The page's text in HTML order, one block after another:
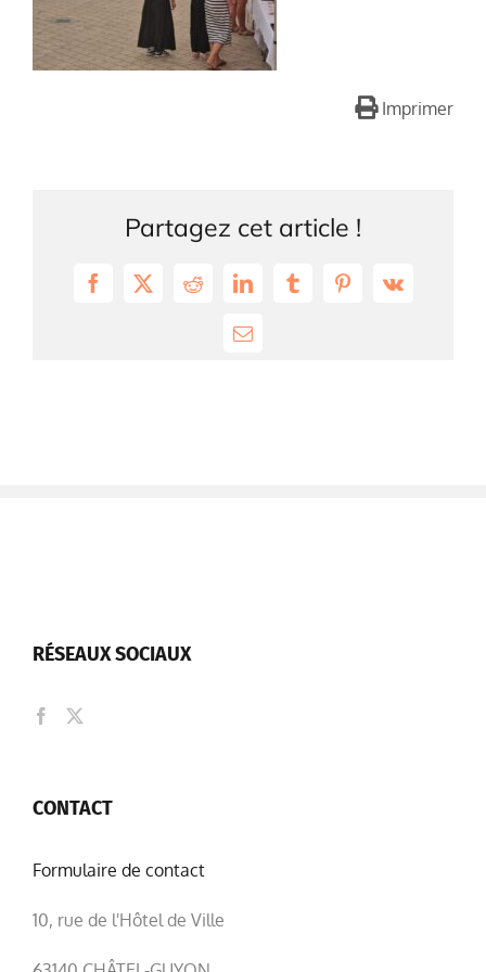
Imprimer
Partagez cet article !
Facebook
X RedditLinkedInTumblrPinterest
Vk
Email
RÉSEAUX SOCIAUX
CONTACT
Formulaire de contact
10, rue de l'Hôtel de Ville